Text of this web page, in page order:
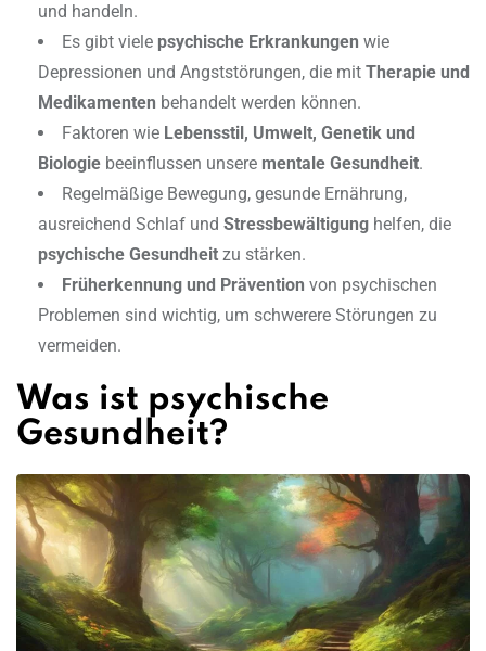
und handeln.
Es gibt viele psychische Erkrankungen wie
Depressionen und Angststörungen, die mit Therapie und
Medikamenten behandelt werden können.
Faktoren wie Lebensstil, Umwelt, Genetik und
Biologie beeinflussen unsere mentale Gesundheit.
Regelmäßige Bewegung, gesunde Ernährung,
ausreichend Schlaf und Stressbewältigung helfen, die
psychische Gesundheit zu stärken.
Früherkennung und Prävention von psychischen
Problemen sind wichtig, um schwerere Störungen zu
vermeiden.
Was ist psychische
Gesundheit?